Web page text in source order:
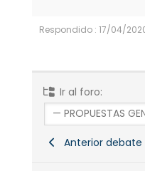
Respondido : 17/04/
Ir al foro:
Anterior debate